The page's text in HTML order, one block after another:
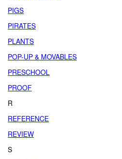
PIGS
PIRATES
PLANTS
POP-UP & MOVABLES
PRESCHOOL
PROOF
R
REFERENCE
REVIEW
S